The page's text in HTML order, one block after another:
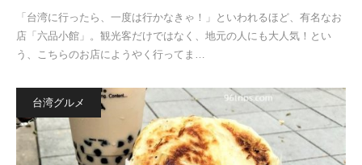
「台湾に行ったら、一度は行かなきゃ！」といわれるほど、有名なお
店「六品小館」。観光客だけではなく、地元の人にも大人気！とい
う、こちらのお店にようやく行ってま…
台湾グルメ